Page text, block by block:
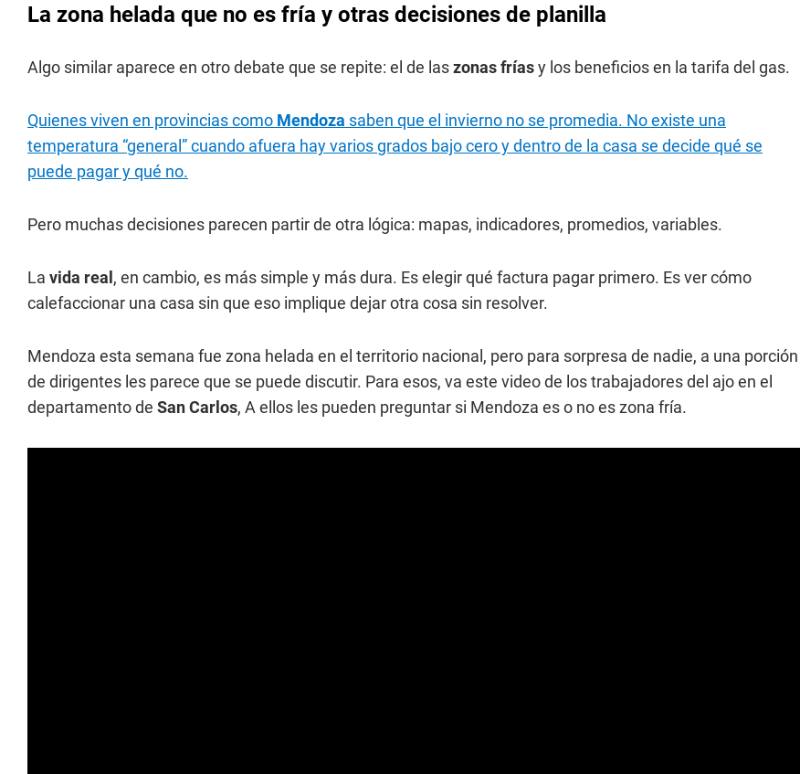
La zona helada que no es fría y otras decisiones de planilla
Algo similar aparece en otro debate que se repite: el de laszonas fríasy los beneficios en la tarifa del gas.
Quienes viven en provincias como Mendoza saben que el invierno no se promedia. No existe una
temperatura “general” cuando afuera hay varios grados bajo cero y dentro de la casa se decide qué se
puede pagar y qué no.
Pero muchas decisiones parecen partir de otra lógica: mapas, indicadores, promedios, variables.
La vida real, en cambio, es más simple y más dura. Es elegir qué factura pagar primero. Es ver cómo
calefaccionar una casa sin que eso implique dejar otra cosa sin resolver.
Mendoza esta semana fue zona helada en el territorio nacional, pero para sorpresa de nadie, a una porción
de dirigentes les parece que se puede discutir. Para esos, va este video de los trabajadores del ajo en el
departamento de San Carlos, A ellos les pueden preguntar si Mendoza es o no es zona fría.